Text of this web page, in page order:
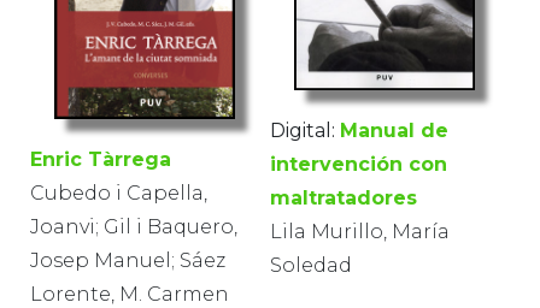
Enric Tàrrega
Cubedo i Capella,
Joanvi; Gil i Baquero,
Josep Manuel; Sáez
Lorente, M. Carmen
Digital: Manual de
intervención con
maltratadores
Lila Murillo, María
Soledad